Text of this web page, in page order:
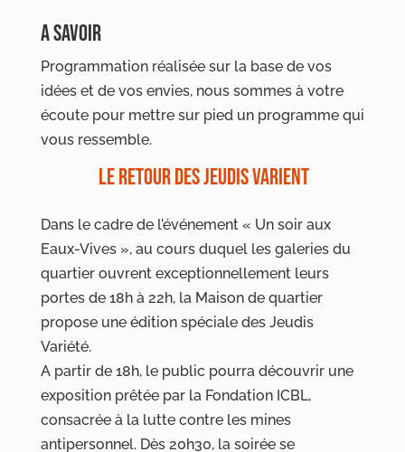
A SAVOIR
Programmation réalisée sur la base de vos
idées et de vos envies, nous sommes à votre
écoute pour mettre sur pied un programme qui
vous ressemble.
LE RETOUR DES JEUDIS VARIENT
Dans le cadre de l’événement « Un soir aux
Eaux-Vives », au cours duquel les galeries du
quartier ouvrent exceptionnellement leurs
portes de 18h à 22h, la Maison de quartier
propose une édition spéciale des Jeudis
Variété.
A partir de 18h, le public pourra découvrir une
exposition prêtée par la Fondation ICBL,
consacrée à la lutte contre les mines
antipersonnel. Dès 20h30, la soirée se